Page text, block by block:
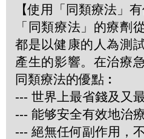
【使用「同類療法」
「同類療法」的療劑
都是以健康的人為測
產生的影響。在治療
同類療法的優點︰
--- 世界上最省錢及又
--- 能够安全有效地治
--- 絕無任何副作用，